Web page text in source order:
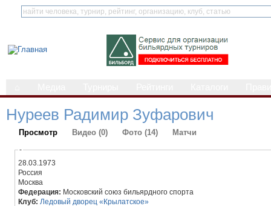
Нуреев Радимир Зуфарович
Просмотр Видео (0) Фото (14) Матчи
-
28.03.1973
Россия
Москва
Федерация: Московский союз бильярдного спорта
Клуб:Ледовый дворец «Крылатское»